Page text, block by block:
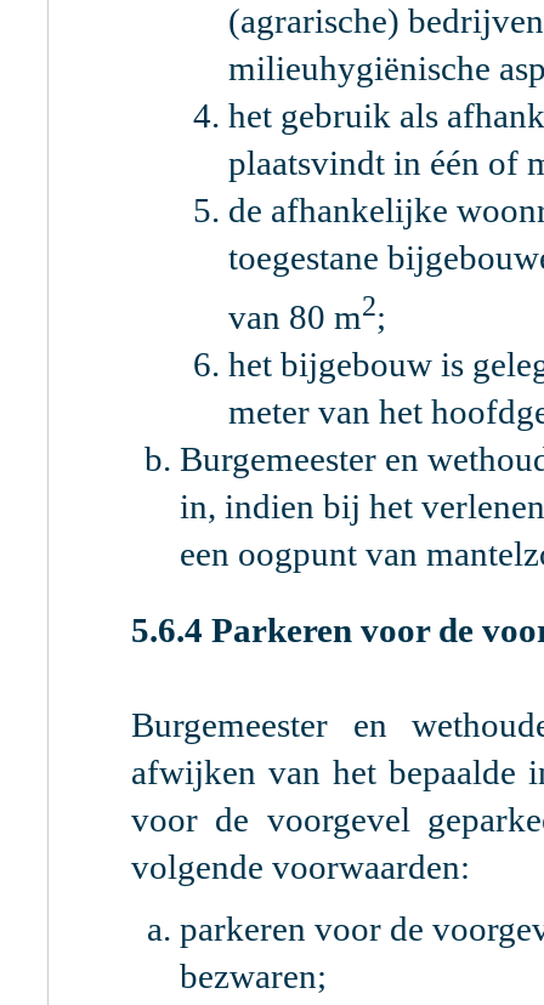
(agrarische)
milieuhygiënische
het gebruik als
plaatsvindt in één of
de afhankelijke
toegestane
van 80 m2;
het bijgebouw is
meter van het
Burgemeester en
in, indien bij het
een oogpunt van
5.6.4 Parkeren voor de
Burgemeester en
afwijken van het bepaalde
voor de voorgevel
volgende voorwaarden:
parkeren voor de
bezwaren;